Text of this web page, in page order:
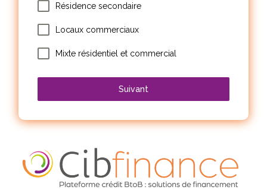
Résidence secondaire
Locaux commerciaux
Mixte résidentiel et commercial
Suivant